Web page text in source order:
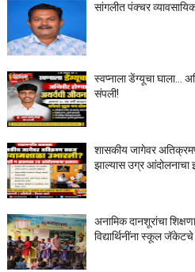
सांगलीत पंक्चर
स्वप्नाला डेंग्यूचा घाला…
संपली!
शासकीय जागेवर
झाल्यास उग्र आंदोलनाचा
अनामिक दानशूरांचा
विद्यार्थिनींना स्कूल